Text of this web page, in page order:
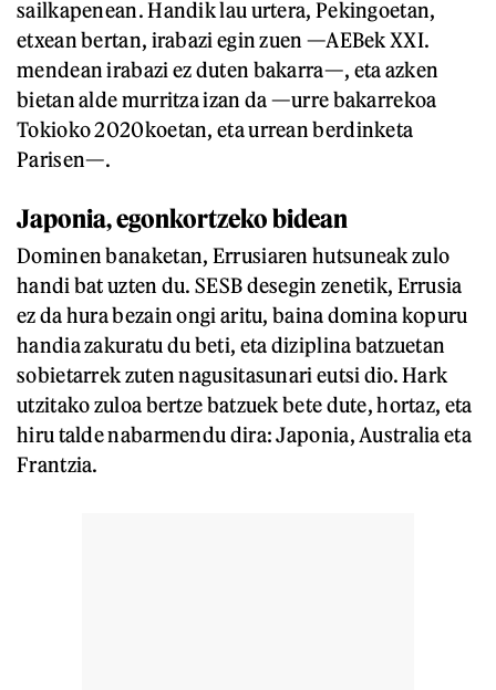
sailkapenean. Handik lau urtera, Pekingoetan,
etxean bertan, irabazi egin zuen —AEBek XXI.
mendean irabazi ez duten bakarra—, eta azken
bietan alde murritza izan da —urre bakarrekoa
Tokioko 2020koetan, eta urrean berdinketa
Parisen—.
Japonia, egonkortzeko bidean
Dominen banaketan, Errusiaren hutsuneak zulo
handi bat uzten du. SESB desegin zenetik, Errusia
ez da hura bezain ongi aritu, baina domina kopuru
handia zakuratu du beti, eta diziplina batzuetan
sobietarrek zuten nagusitasunari eutsi dio. Hark
utzitako zuloa bertze batzuek bete dute, hortaz, eta
hiru talde nabarmendu dira: Japonia, Australia eta
Frantzia.